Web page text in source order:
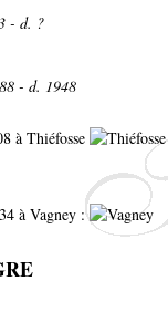
- d. ?
- d. 1948
à Thiéfosse
à Vagney :